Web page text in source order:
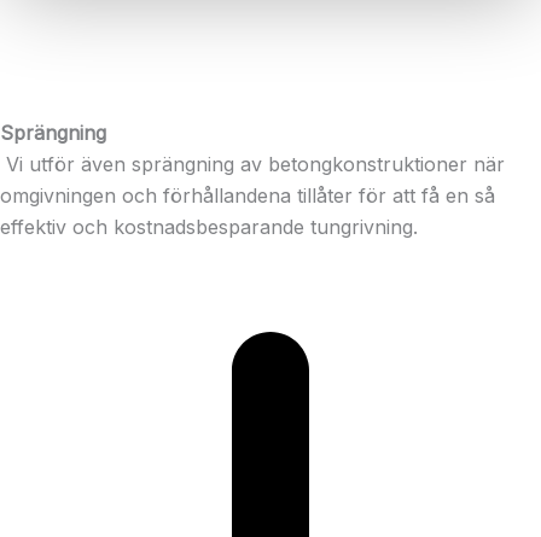
Sprängning
Vi utför även sprängning av betongkonstruktioner när
omgivningen och förhållandena tillåter för att få en så
effektiv och kostnadsbesparande tungrivning.